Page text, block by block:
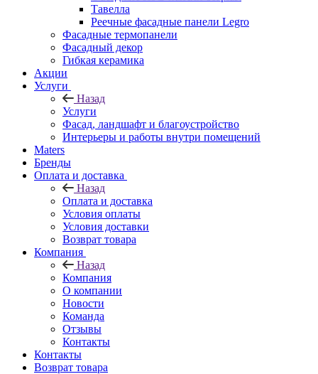
Тавелла
Реечные фасадные панели Legro
Фасадные термопанели
Фасадный декор
Гибкая керамика
Акции
Услуги
Назад
Услуги
Фасад, ландшафт и благоустройство
Интерьеры и работы внутри помещений
Maters
Бренды
Оплата и доставка
Назад
Оплата и доставка
Условия оплаты
Условия доставки
Возврат товара
Компания
Назад
Компания
О компании
Новости
Команда
Отзывы
Контакты
Контакты
Возврат товара